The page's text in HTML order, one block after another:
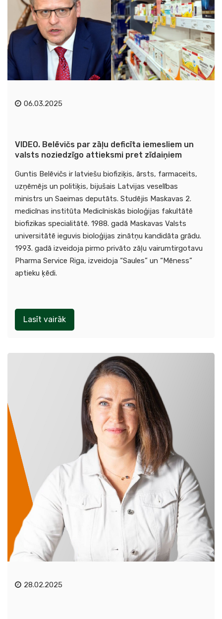
06.03.2025
VIDEO. Belēvičs par zāļu deficīta iemesliem un
valsts noziedzīgo attieksmi pret zīdaiņiem
Guntis Belēvičs ir latviešu biofiziķis, ārsts, farmaceits,
uzņēmējs un politiķis, bijušais Latvijas veselības
ministrs un Saeimas deputāts. Studējis Maskavas 2.
medicīnas institūta Medicīniskās bioloģijas fakultātē
biofizikas specialitātē. 1988. gadā Maskavas Valsts
universitātē ieguvis bioloģijas zinātņu kandidāta grādu.
1993. gadā izveidoja pirmo privāto zāļu vairumtirgotavu
Pharma Service Riga, izveidoja “Saules” un “Mēness”
aptieku ķēdi.
Lasīt vairāk
28.02.2025